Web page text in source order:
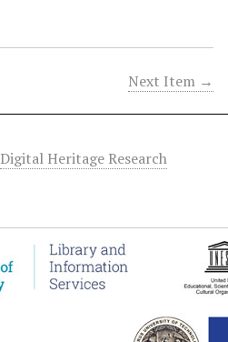
Next Item →
Digital Heritage Research